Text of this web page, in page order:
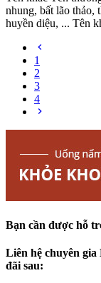
nhung, bất lão thảo,
huyền diệu, ... Tên
1
2
3
4
Bạn cần được hỗ
Liên hệ chuyên
đãi sau: